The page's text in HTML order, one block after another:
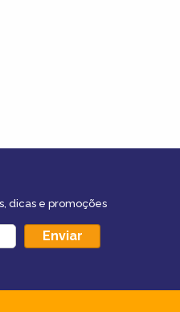
dicas e promoções